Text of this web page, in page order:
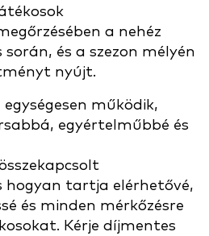
a nehéz
és a szezon mélyén
nyújt.
működik,
egyértelműbbé és
hogyan tartja elérhetővé,
és minden mérkőzésre
Kérje díjmentes